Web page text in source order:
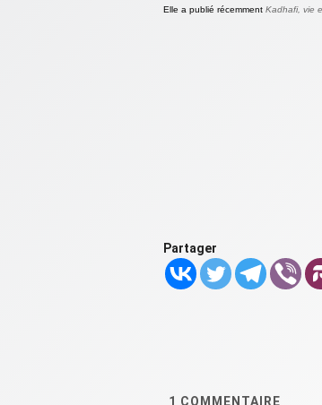
Elle a publié récemment Kadhafi, vie
Partager
1 COMMENTAIRE